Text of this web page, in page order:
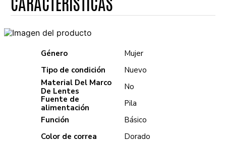
Género
Mujer
Tipo de condición
Nuevo
Material Del Marco
De Lentes
No
Fuente de
alimentación
Pila
Función
Básico
Color de correa
Dorado